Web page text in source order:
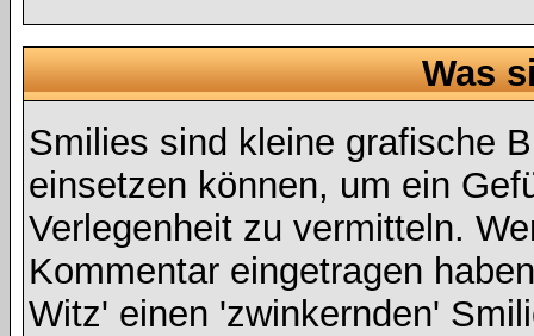
Was
Smilies sind kleine grafische
einsetzen können, um ein
Verlegenheit zu vermitteln.
Kommentar eingetragen
Witz' einen 'zwinkernden'